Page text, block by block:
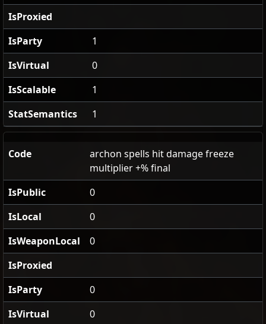
IsProxied
IsParty
1
IsVirtual
0
IsScalable
1
StatSemantics
1
Code
archon spells hit damage freeze
multiplier +% final
IsPublic
0
IsLocal
0
IsWeaponLocal
0
IsProxied
IsParty
0
IsVirtual
0